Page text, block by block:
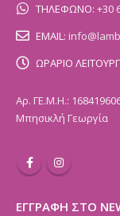
ΤΗΛΕΦΩΝΟ: +30
EMAIL:
ΩΡΑΡΙΟ
Αρ. ΓΕ.Μ.Η.:
Μπησικλή Γεωργία
ΕΓΓΡΑΦΗ ΣΤΟ